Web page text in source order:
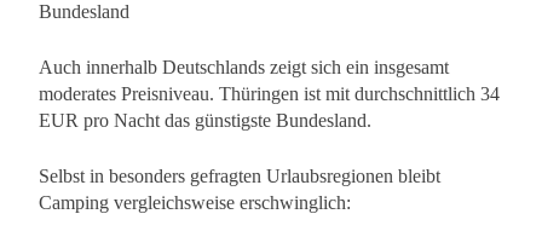
Bundesland
Auch innerhalb Deutschlands zeigt sich ein insgesamt
moderates Preisniveau. Thüringen ist mit durchschnittlich 34
EUR pro Nacht das günstigste Bundesland.
Selbst in besonders gefragten Urlaubsregionen bleibt
Camping vergleichsweise erschwinglich: